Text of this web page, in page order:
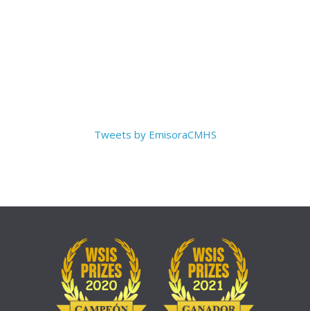
Tweets by EmisoraCMHS